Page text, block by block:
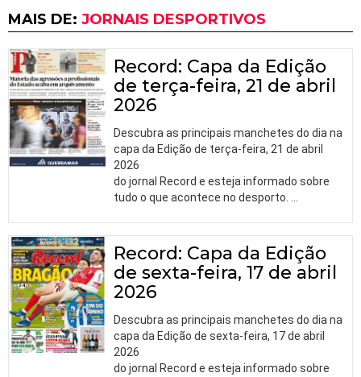
MAIS DE: JORNAIS DESPORTIVOS
Record: Capa da Edição
de terça-feira, 21 de abril
2026
Descubra as principais manchetes do dia na
capa da Edição de terça-feira, 21 de abril
2026
do jornal Record e esteja informado sobre
tudo o que acontece no desporto. …
Record: Capa da Edição
de sexta-feira, 17 de abril
2026
Descubra as principais manchetes do dia na
capa da Edição de sexta-feira, 17 de abril
2026
do jornal Record e esteja informado sobre